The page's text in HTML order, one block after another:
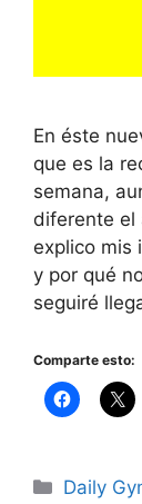
En éste
que es la
semana,
diferente el
explico mis
y por qué
seguiré
Comparte esto:
Daily